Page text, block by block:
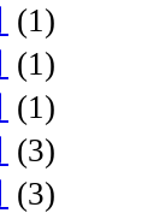
(1)
(1)
(1)
(3)
(3)